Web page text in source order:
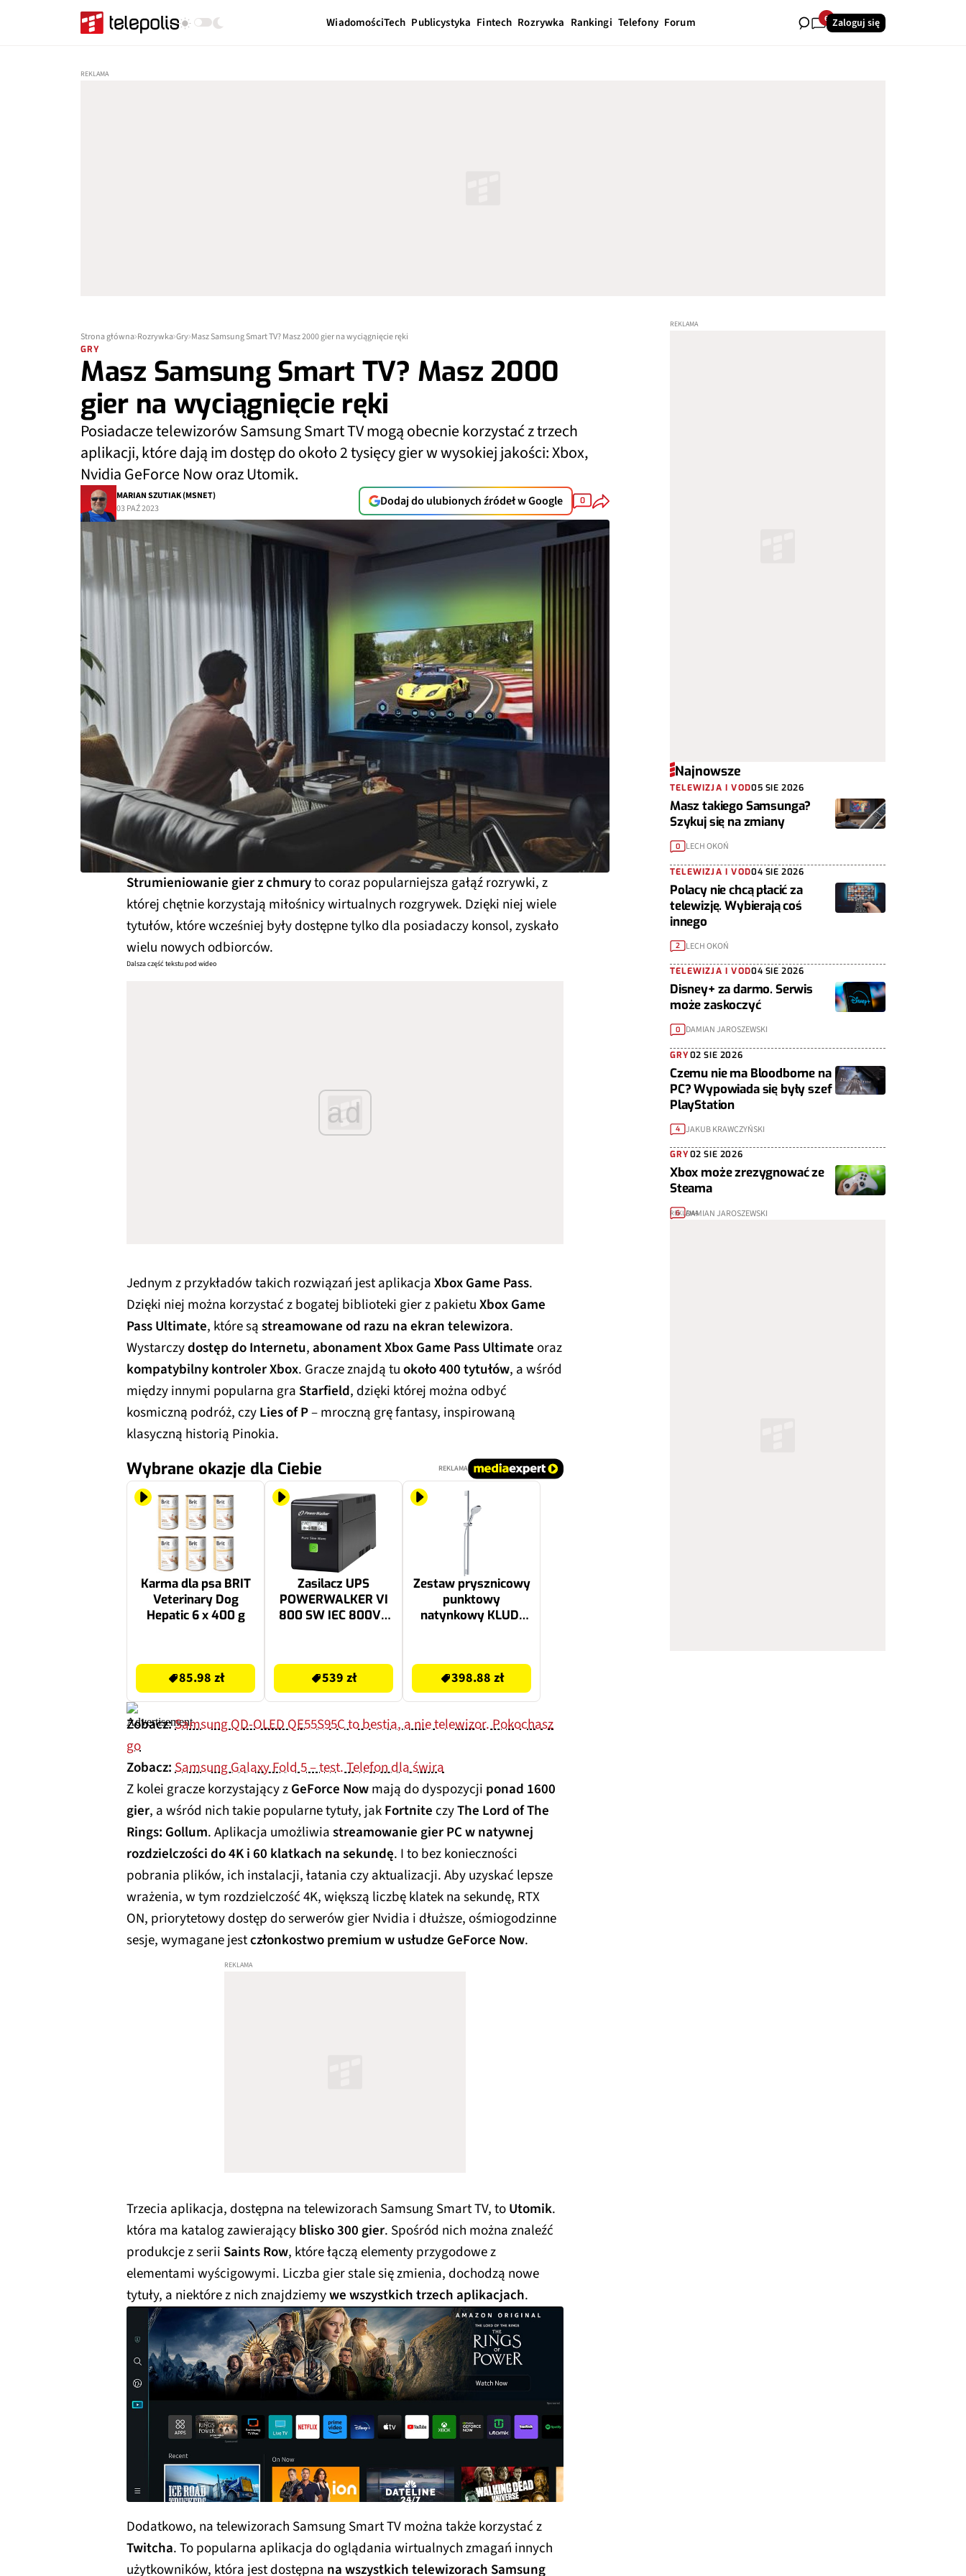
WiadomościTech Publicystyka Fintech Rozrywka Rankingi Telefony Forum 6 Zaloguj się
Strona główna Rozrywka Gry Masz Samsung Smart TV? Masz 2000 gier na wyciągnięcie ręki
GRY
Masz Samsung Smart TV? Masz 2000
gier na wyciągnięcie ręki
Posiadacze telewizorów Samsung Smart TV mogą obecnie korzystać z trzech
aplikacji, które dają im dostęp do około 2 tysięcy gier w wysokiej jakości: Xbox,
Nvidia GeForce Now oraz Utomik.
MARIAN SZUTIAK (MSNET)
03 PAŹ 2023
Dodaj do ulubionych źródeł w Google 0
Strumieniowanie gier z chmuryto coraz popularniejsza gałąź rozrywki, z
której chętnie korzystają miłośnicy wirtualnych rozgrywek. Dzięki niej wiele
tytułów, które wcześniej były dostępne tylko dla posiadaczy konsol, zyskało
wielu nowych odbiorców.
Dalsza część tekstu pod wideo
ad
Jednym z przykładów takich rozwiązań jest aplikacjaXbox Game Pass.
Dzięki niej można korzystać z bogatej biblioteki gier z pakietuXbox Game
Pass Ultimate, które sąstreamowane od razu na ekran telewizora.
Wystarczydostęp do Internetu,abonament Xbox Game Pass Ultimateoraz
kompatybilny kontroler Xbox. Gracze znajdą tuokoło 400 tytułów, a wśród
między innymi popularna gra Starfield, dzięki której można odbyć
kosmiczną podróż, czyLies of P– mroczną grę fantasy, inspirowaną
klasyczną historią Pinokia.
Wybrane okazje dla Ciebie REKLAMA
Karma dla psa BRIT
Veterinary Dog
Hepatic 6 x 400 g
85.98 zł
Zasilacz UPS
POWERWALKER VI
800 SW IEC 800VA
539 zł
Zestaw prysznicowy
punktowy
natynkowy KLUDI
398.88 zł
Zobacz:Samsung QD-OLED QE55S95C to bestia, a nie telewizor. Pokochasz
go
Zobacz:Samsung Galaxy Fold 5 – test. Telefon dla świra
Z kolei gracze korzystający zGeForce Nowmają do dyspozycji ponad 1600
gier, a wśród nich takie popularne tytuły, jakFortniteczyThe Lord of The
Rings: Gollum. Aplikacja umożliwiastreamowanie gier PC w natywnej
rozdzielczości do 4K i 60 klatkach na sekundę. I to bez konieczności
pobrania plików, ich instalacji, łatania czy aktualizacji. Aby uzyskać lepsze
wrażenia, w tym rozdzielczość 4K, większą liczbę klatek na sekundę, RTX
ON, priorytetowy dostęp do serwerów gier Nvidia i dłuższe, ośmiogodzinne
sesje, wymagane jestczłonkostwo premium w usłudze GeForce Now.
Trzecia aplikacja, dostępna na telewizorach Samsung Smart TV, toUtomik.
która ma katalog zawierającyblisko 300 gier. Spośród nich można znaleźć
produkcje z serii Saints Row, które łączą elementy przygodowe z
elementami wyścigowymi. Liczba gier stale się zmienia, dochodzą nowe
tytuły, a niektóre z nich znajdziemywe wszystkich trzech aplikacjach.
Dodatkowo, na telewizorach Samsung Smart TV można także korzystać z
Twitcha. To popularna aplikacja do oglądania wirtualnych zmagań innych
użytkowników, która jest dostępna na wszystkich telewizorach Samsung
Najnowsze
TELEWIZJA I VOD05 SIE 2026
Masz takiego Samsunga?
Szykuj się na zmiany
0 LECH OKOŃ
TELEWIZJA I VOD04 SIE 2026
Polacy nie chcą płacić za
telewizję. Wybierają coś
innego
2 LECH OKOŃ
TELEWIZJA I VOD04 SIE 2026
Disney+ za darmo. Serwis
może zaskoczyć
0 DAMIAN JAROSZEWSKI
GRY02 SIE 2026
Czemu nie ma Bloodborne na
PC? Wypowiada się były szef
PlayStation
4 JAKUB KRAWCZYŃSKI
GRY02 SIE 2026
Xbox może zrezygnować ze
Steama
6 DAMIAN JAROSZEWSKI